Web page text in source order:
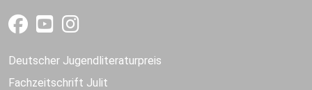
Deutscher Jugendliteraturpreis
Fachzeitschrift Julit